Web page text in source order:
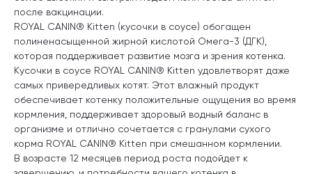
после вакцинации.
ROYAL CANIN® Kitten (кусочки в соусе) обогащен
полиненасыщенной жирной кислотой Омега-3 (ДГК),
которая поддерживает развитие мозга и зрения котенка.
Кусочки в соусе ROYAL CANIN® Kitten удовлетворят даже
самых привередливых котят. Этот влажный продукт
обеспечивает котенку положительные ощущения во время
кормления, поддерживает здоровый водный баланс в
организме и отлично сочетается с гранулами сухого
корма ROYAL CANIN® Kitten при смешанном кормлении.
В возрасте 12 месяцев период роста подойдет к